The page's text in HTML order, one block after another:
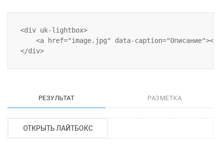
<div uk-lightbox>
<a href="image.jpg" data-caption="Описание"></
РЕЗУЛЬТАТ РАЗМЕТКА
ОТКРЫТЬ ЛАЙТБОКС